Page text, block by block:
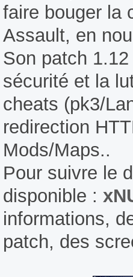
faire bouger la
Assault, en
Son patch
sécurité et la
cheats (pk3/
redirection
Mods/Maps..
Pour suivre le
disponible :
informations,
patch, des